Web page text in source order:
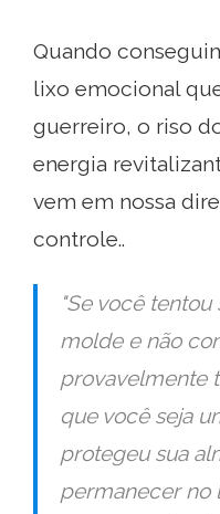
Quando
lixo emocional
guerreiro, o riso
energia
vem em nossa
controle..
"Se você
molde e não
provavelmente
que você seja
protegeu sua
permanecer no